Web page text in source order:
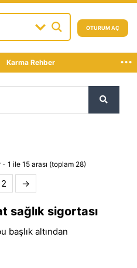
OTURUM AÇ
Karma Rehber ...
1 ile 15 arası (toplam 28)
2 →
sağlık sigortası
başlık altından